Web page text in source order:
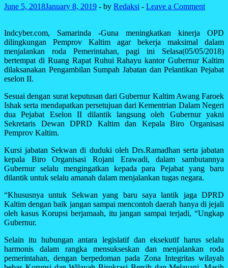
June 5, 2018January 8, 2019 - by Redaksi - Leave a Comment
Indcyber.com, Samarinda -Guna meningkatkan kinerja OPD
dilingkungan Pemprov Kaltim agar bekerja maksimal dalam
menjalankan roda Pemerintahan, pagi ini Selasa(05/05/2018)
bertempat di Ruang Rapat Ruhui Rahayu kantor Gubernur Kaltim
dilaksanakan Pengambilan Sumpah Jabatan dan Pelantikan Pejabat
eselon II.
Sesuai dengan surat keputusan dari Gubernur Kaltim Awang Faroek
Ishak serta mendapatkan persetujuan dari Kementrian Dalam Negeri
dua Pejabat Eselon II dilantik langsung oleh Gubernur yakni
Sekretaris Dewan DPRD Kaltim dan Kepala Biro Organisasi
Pemprov Kaltim.
Kursi jabatan Sekwan di duduki oleh Drs.Ramadhan serta jabatan
kepala Biro Organisasi Rojani Erawadi, dalam sambutannya
Gubernur selalu mengingatkan kepada para Pejabat yang baru
dilantik untuk selalu amanah dalam menjalankan tugas negara.
“Khususnya untuk Sekwan yang baru saya lantik jaga DPRD
Kaltim dengan baik jangan sampai mencontoh daerah hanya di jejali
oleh kasus Korupsi berjamaah, itu jangan sampai terjadi, “Ungkap
Gubernur.
Selain itu hubungan antara legislatif dan eksekutif harus selalu
harmonis dalam rangka mensukseskan dan menjalankan roda
pemerintahan, dengan berpedoman pada Zona Integritas wilayah